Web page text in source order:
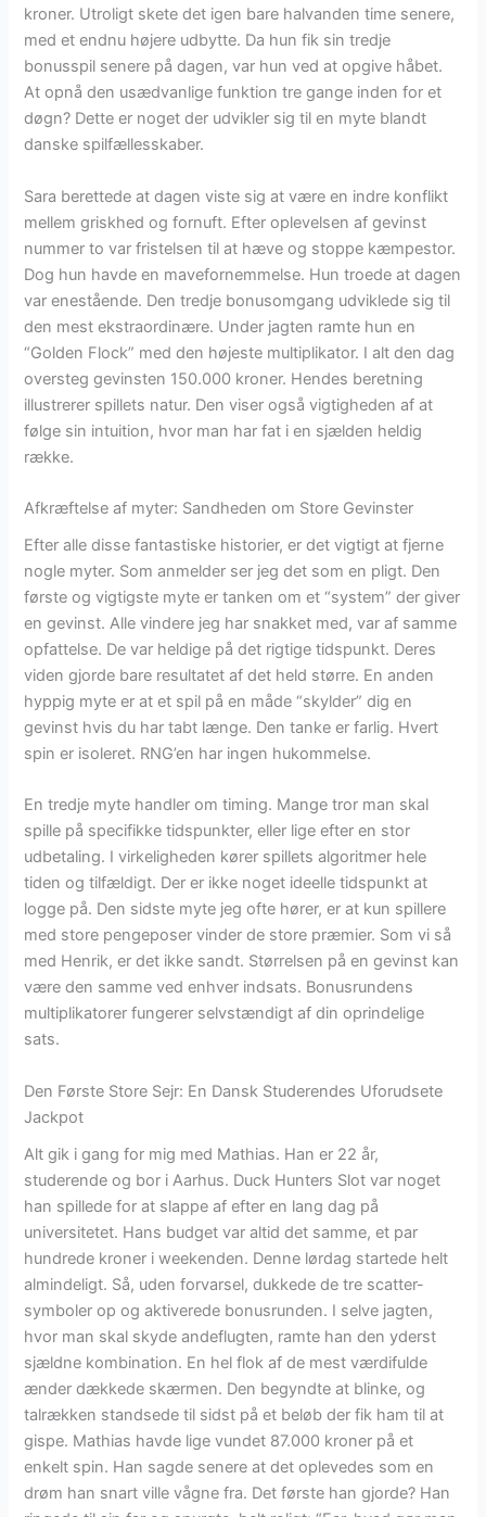
kroner. Utroligt skete det igen bare halvanden time senere,
med et endnu højere udbytte. Da hun fik sin tredje
bonusspil senere på dagen, var hun ved at opgive håbet.
At opnå den usædvanlige funktion tre gange inden for et
døgn? Dette er noget der udvikler sig til en myte blandt
danske spilfællesskaber.
Sara berettede at dagen viste sig at være en indre konflikt
mellem griskhed og fornuft. Efter oplevelsen af gevinst
nummer to var fristelsen til at hæve og stoppe kæmpestor.
Dog hun havde en mavefornemmelse. Hun troede at dagen
var enestående. Den tredje bonusomgang udviklede sig til
den mest ekstraordinære. Under jagten ramte hun en
“Golden Flock” med den højeste multiplikator. I alt den dag
oversteg gevinsten 150.000 kroner. Hendes beretning
illustrerer spillets natur. Den viser også vigtigheden af at
følge sin intuition, hvor man har fat i en sjælden heldig
række.
Afkræftelse af myter: Sandheden om Store Gevinster
Efter alle disse fantastiske historier, er det vigtigt at fjerne
nogle myter. Som anmelder ser jeg det som en pligt. Den
første og vigtigste myte er tanken om et “system” der giver
en gevinst. Alle vindere jeg har snakket med, var af samme
opfattelse. De var heldige på det rigtige tidspunkt. Deres
viden gjorde bare resultatet af det held større. En anden
hyppig myte er at et spil på en måde “skylder” dig en
gevinst hvis du har tabt længe. Den tanke er farlig. Hvert
spin er isoleret. RNG’en har ingen hukommelse.
En tredje myte handler om timing. Mange tror man skal
spille på specifikke tidspunkter, eller lige efter en stor
udbetaling. I virkeligheden kører spillets algoritmer hele
tiden og tilfældigt. Der er ikke noget ideelle tidspunkt at
logge på. Den sidste myte jeg ofte hører, er at kun spillere
med store pengeposer vinder de store præmier. Som vi så
med Henrik, er det ikke sandt. Størrelsen på en gevinst kan
være den samme ved enhver indsats. Bonusrundens
multiplikatorer fungerer selvstændigt af din oprindelige
sats.
Den Første Store Sejr: En Dansk Studerendes Uforudsete
Jackpot
Alt gik i gang for mig med Mathias. Han er 22 år,
studerende og bor i Aarhus. Duck Hunters Slot var noget
han spillede for at slappe af efter en lang dag på
universitetet. Hans budget var altid det samme, et par
hundrede kroner i weekenden. Denne lørdag startede helt
almindeligt. Så, uden forvarsel, dukkede de tre scatter-
symboler op og aktiverede bonusrunden. I selve jagten,
hvor man skal skyde andeflugten, ramte han den yderst
sjældne kombination. En hel flok af de mest værdifulde
ænder dækkede skærmen. Den begyndte at blinke, og
talrækken standsede til sidst på et beløb der fik ham til at
gispe. Mathias havde lige vundet 87.000 kroner på et
enkelt spin. Han sagde senere at det oplevedes som en
drøm han snart ville vågne fra. Det første han gjorde? Han